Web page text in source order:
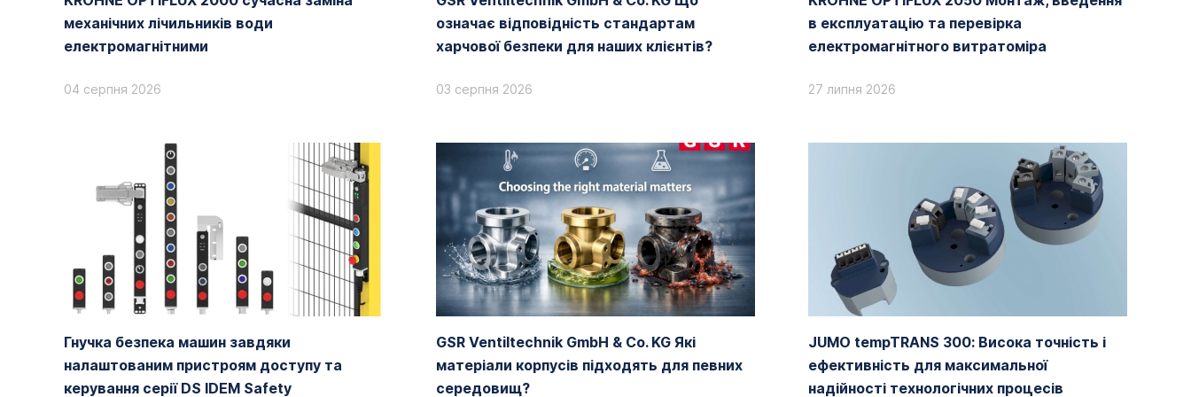
механічних лічильників води
електромагнітними
04 серпня 2026
означає відповідність стандартам
харчової безпеки для наших клієнтів?
03 серпня 2026
в експлуатацію та перевірка
електромагнітного витратоміра
27 липня 2026
Гнучка безпека машин завдяки
налаштованим пристроям доступу та
керування серії DS IDEM Safety
GSR Ventiltechnik GmbH & Co. KG Які
матеріали корпусів підходять для певних
середовищ?
JUMO tempTRANS 300: Висока точність і
ефективність для максимальної
надійності технологічних процесів